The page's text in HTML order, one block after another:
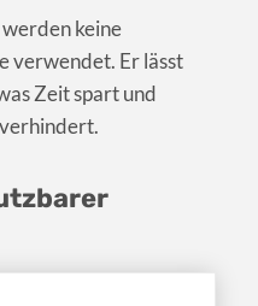
keine
verwendet. Er lässt
Zeit spart und